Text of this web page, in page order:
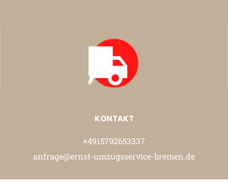
KONTAKT
+4915792653337
anfrage@ernst-umzugsservice-bremen.de